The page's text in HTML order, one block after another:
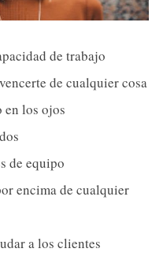
de trabajo
de cualquier cosa
los ojos
de equipo
encima de cualquier
a los clientes